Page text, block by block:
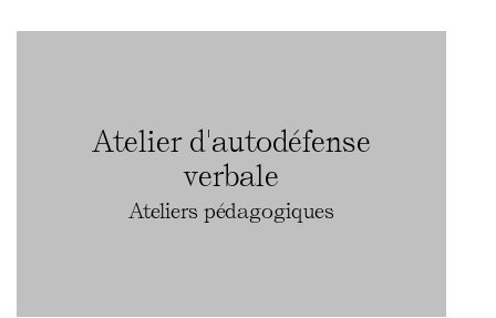
Atelier d'autodéfense
verbale
Ateliers pédagogiques